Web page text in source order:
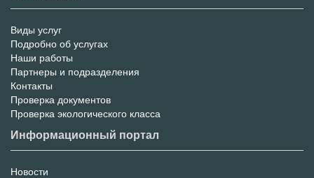
Меню
услуг
Виды услуг
Подробно об услугах
Наши работы
Партнеры и подразделения
Контакты
Проверка документов
Проверка экологического класса
Информационный портал
Новости